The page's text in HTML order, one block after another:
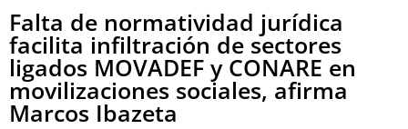
Falta de normatividad jurídica
facilita infiltración de sectores
ligados MOVADEF y CONARE en
movilizaciones sociales, afirma
Marcos Ibazeta